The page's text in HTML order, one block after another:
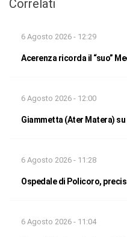
Correlati
6 Agosto 2026 - 12:29
Acerenza ricorda il “suo”
6 Agosto 2026 - 12:00
Giammetta (Ater Matera)
6 Agosto 2026 - 11:28
Ospedale di Policoro,
6 Agosto 2026 - 11:04